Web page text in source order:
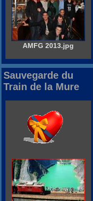
AMFG 2013.jpg
Sauvegarde du
Train de la Mure